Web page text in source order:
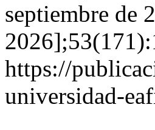
septiembre de
https://
universidad-